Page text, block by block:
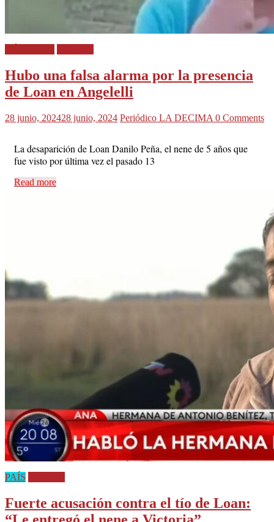
Hubo una falsa alarma por la presencia
de Loan en Angelelli
28 junio, 202428 junio, 2024 Periódico LA DECIMA 0 Comments
La desaparición de Loan Danilo Peña, el nene de 5 años que
fue visto por última vez el pasado 13
Read more
PAÍS
Fuerte acusación contra el tío de Loan: